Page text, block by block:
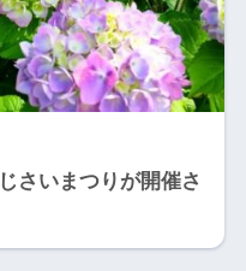
さいまつりが開催さ